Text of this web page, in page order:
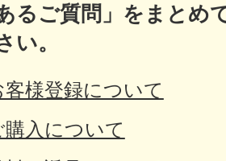
るご質問」をまとめ
い。
客様登録について
購入について